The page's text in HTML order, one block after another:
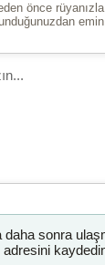
önce
sonra
adresini